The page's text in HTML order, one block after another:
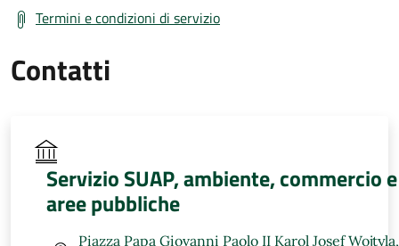
Termini e condizioni di servizio
Contatti
Servizio SUAP, ambiente, commercio e
aree pubbliche
Piazza Papa Giovanni Paolo II Karol Josef